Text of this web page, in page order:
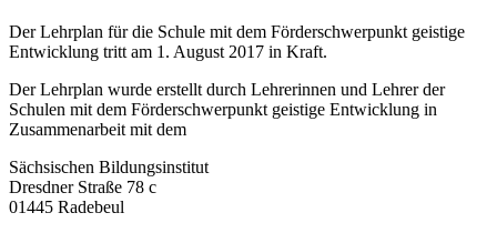
Der Lehrplan für die Schule mit dem Förderschwerpunkt geistige
Entwicklung tritt am 1. August 2017 in Kraft.
Der Lehrplan wurde erstellt durch Lehrerinnen und Lehrer der
Schulen mit dem Förderschwerpunkt geistige Entwicklung in
Zusammenarbeit mit dem
Sächsischen Bildungsinstitut
Dresdner Straße 78 c
01445 Radebeul